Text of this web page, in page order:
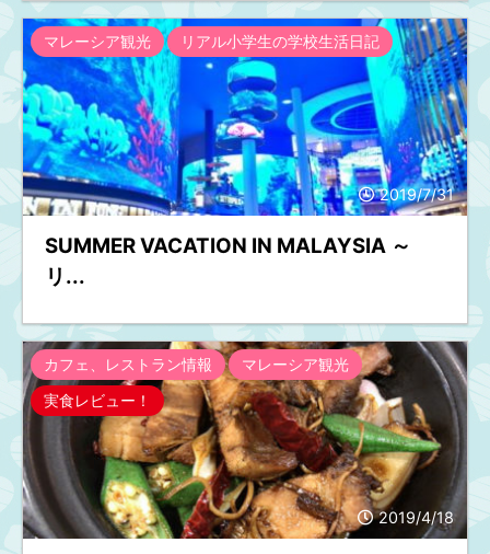
2019/7/31
マレーシア観光 リアル小学生の学校生活日記
SUMMER VACATION IN MALAYSIA ～
リ...
2019/4/18
カフェ、レストラン情報
マレーシア観光
実食レビュー！